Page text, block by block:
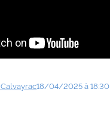
Calvayrac18/04/2025 à 18:30